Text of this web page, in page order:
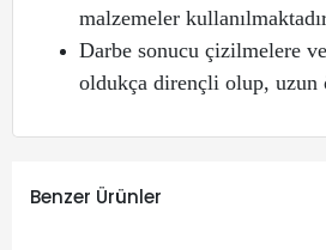
malzemeler
Darbe sonucu çizilmelere
oldukça dirençli olup, uzun
Benzer Ürünler